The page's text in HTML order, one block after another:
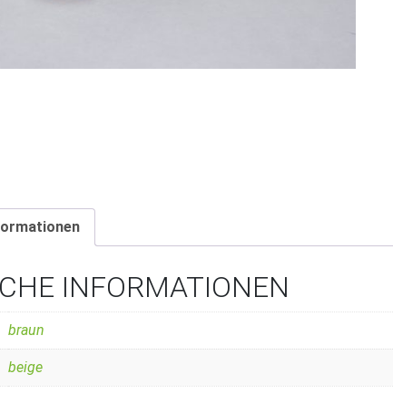
INFORMATIONEN
braun
beige